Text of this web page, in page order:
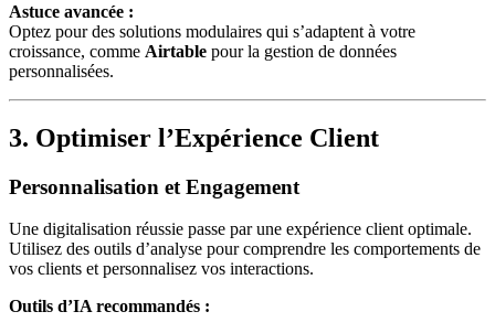
Astuce avancée :
Optez pour des solutions modulaires qui s’adaptent à votre
croissance, comme Airtable pour la gestion de données
personnalisées.
3. Optimiser l’Expérience Client
Personnalisation et Engagement
Une digitalisation réussie passe par une expérience client optimale.
Utilisez des outils d’analyse pour comprendre les comportements de
vos clients et personnalisez vos interactions.
Outils d’IA recommandés :